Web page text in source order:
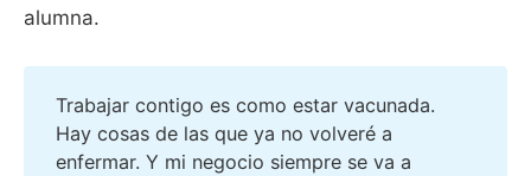
alumna.
Trabajar contigo es como estar vacunada.
Hay cosas de las que ya no volveré a
enfermar. Y mi negocio siempre se va a